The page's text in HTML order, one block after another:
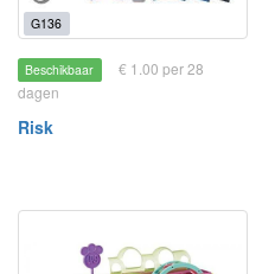
G136
Beschikbaar
€ 1.00 per 28
dagen
Risk